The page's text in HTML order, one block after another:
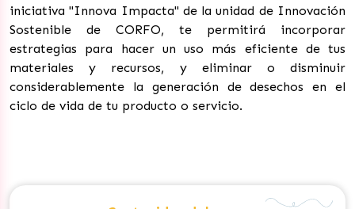
iniciativa "Innova Impacta" de la unidad de Innovación
Sostenible de CORFO, te permitirá incorporar
estrategias para hacer un uso más eficiente de tus
materiales y recursos, y eliminar o disminuir
considerablemente la generación de desechos en el
ciclo de vida de tu producto o servicio.